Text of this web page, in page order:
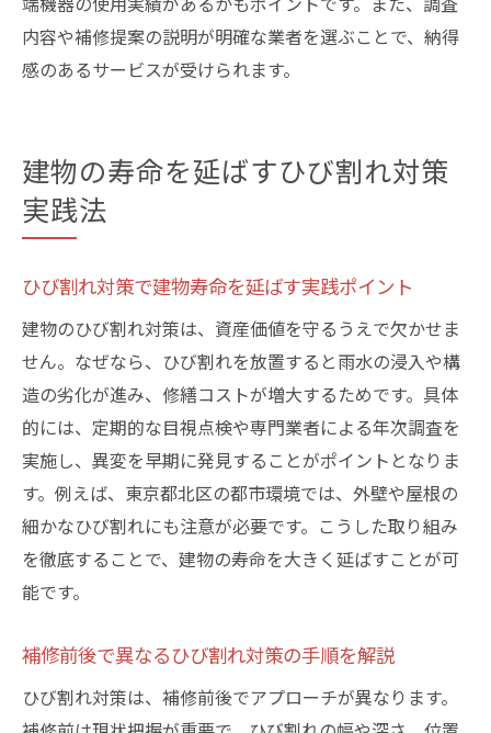
内容や補修提案の説明が明確な業者を選ぶことで、納得
感のあるサービスが受けられます。
建物の寿命を延ばすひび割れ対策
実践法
ひび割れ対策で建物寿命を延ばす実践ポイント
建物のひび割れ対策は、資産価値を守るうえで欠かせま
せん。なぜなら、ひび割れを放置すると雨水の浸入や構
造の劣化が進み、修繕コストが増大するためです。具体
的には、定期的な目視点検や専門業者による年次調査を
実施し、異変を早期に発見することがポイントとなりま
す。例えば、東京都北区の都市環境では、外壁や屋根の
細かなひび割れにも注意が必要です。こうした取り組み
を徹底することで、建物の寿命を大きく延ばすことが可
能です。
補修前後で異なるひび割れ対策の手順を解説
ひび割れ対策は、補修前後でアプローチが異なります。